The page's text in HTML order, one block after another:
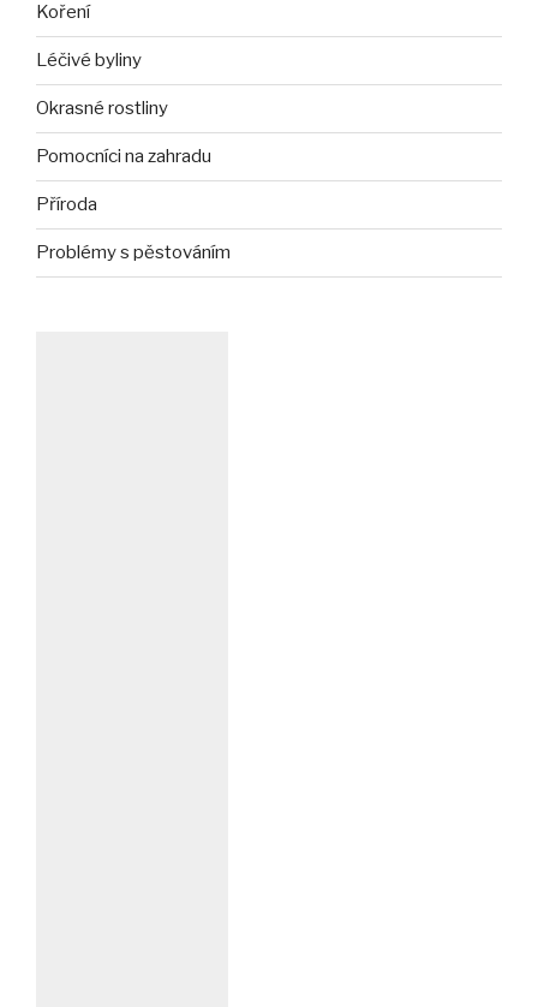
Koření
Léčivé byliny
Okrasné rostliny
Pomocníci na zahradu
Příroda
Problémy s pěstováním